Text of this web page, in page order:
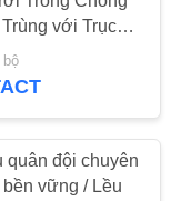
với Trục
Trục
bộ
quân đội chuyên
vững / Lều